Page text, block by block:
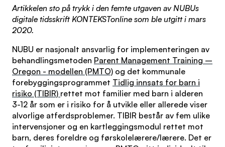
Artikkelen sto på trykk i den femte utgaven av NUBUs
digitale tidsskrift KONTEKSTonline som ble utgitt i mars
2020.
NUBU er nasjonalt ansvarlig for implementeringen av
behandlingsmetoden Parent Management Training –
Oregon - modellen (PMTO) og det kommunale
forebyggingsprogrammet Tidlig innsats for barn i
risiko (TIBIR) rettet mot familier med barn i alderen
3-12 år som er i risiko for å utvikle eller allerede viser
alvorlige atferdsproblemer. TIBIR består av fem ulike
intervensjoner og en kartleggingsmodul rettet mot
barn, deres foreldre og førskolelærere/lærere. Det er